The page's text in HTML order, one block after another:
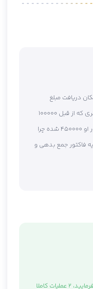
دریافت مبلغ
بیشتر میسر نیست به طور مثال مشتری که از قبل 100000
بدهکار میباشد و حالا نیز مبلغ فاکتور او 450000 شده چرا
فاکتور جمع بدهی و
سلام، این عملیات هایی که ذکر می فرمایید، 2 عملیات کاملا